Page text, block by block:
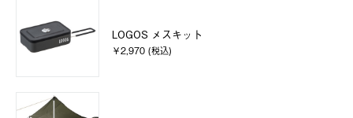
LOGOS メスキット
￥2,970 (税込)